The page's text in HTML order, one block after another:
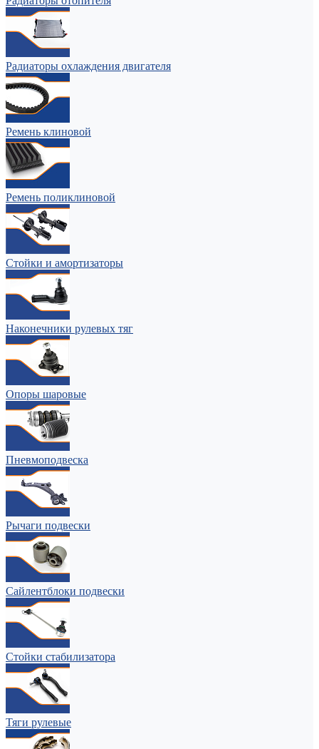
Радиаторы охлаждения двигателя
Ремень клиновой
Ремень поликлиновой
Стойки и амортизаторы
Наконечники рулевых тяг
Опоры шаровые
Пневмоподвеска
Рычаги подвески
Сайлентблоки подвески
Стойки стабилизатора
Тяги рулевые